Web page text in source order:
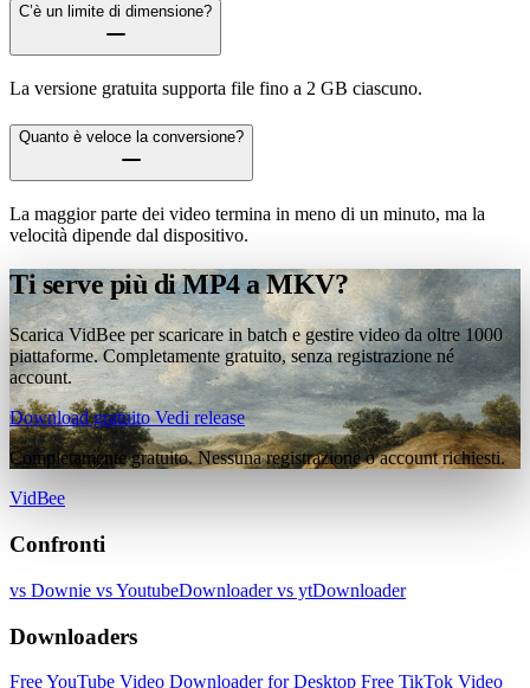
C’è un limite di dimensione?
La versione gratuita supporta file fino a 2 GB ciascuno.
Quanto è veloce la conversione?
La maggior parte dei video termina in meno di un minuto, ma la
velocità dipende dal dispositivo.
Ti serve più di MP4 a MKV?
Scarica VidBee per scaricare in batch e gestire video da oltre 1000
piattaforme. Completamente gratuito, senza registrazione né
account.
Download gratuitoVedi release
Completamente gratuito. Nessuna registrazione o account richiesti.
VidBee
Confronti
vs Downie vs YoutubeDownloadervs ytDownloader
Downloaders
Free YouTube Video Downloader for Desktop Free TikTok Video